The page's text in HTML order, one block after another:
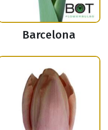
Barcelona